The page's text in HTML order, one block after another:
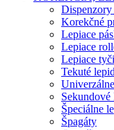
Dispenzory
Korekčné
Lepiace
Lepiace
Lepiace
Tekuté
Sekundové
Špeciálne
Špagáty